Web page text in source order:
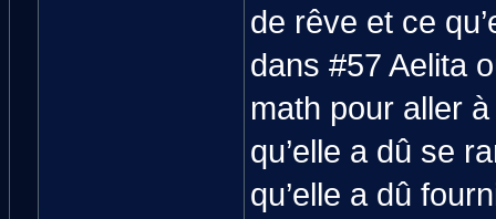
de rêve et ce
dans #57 Aelita
math pour aller
qu’elle a dû se
qu’elle a dû